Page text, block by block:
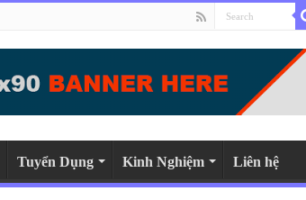
Tuyển Dụng Kinh Nghiệm Liên hệ